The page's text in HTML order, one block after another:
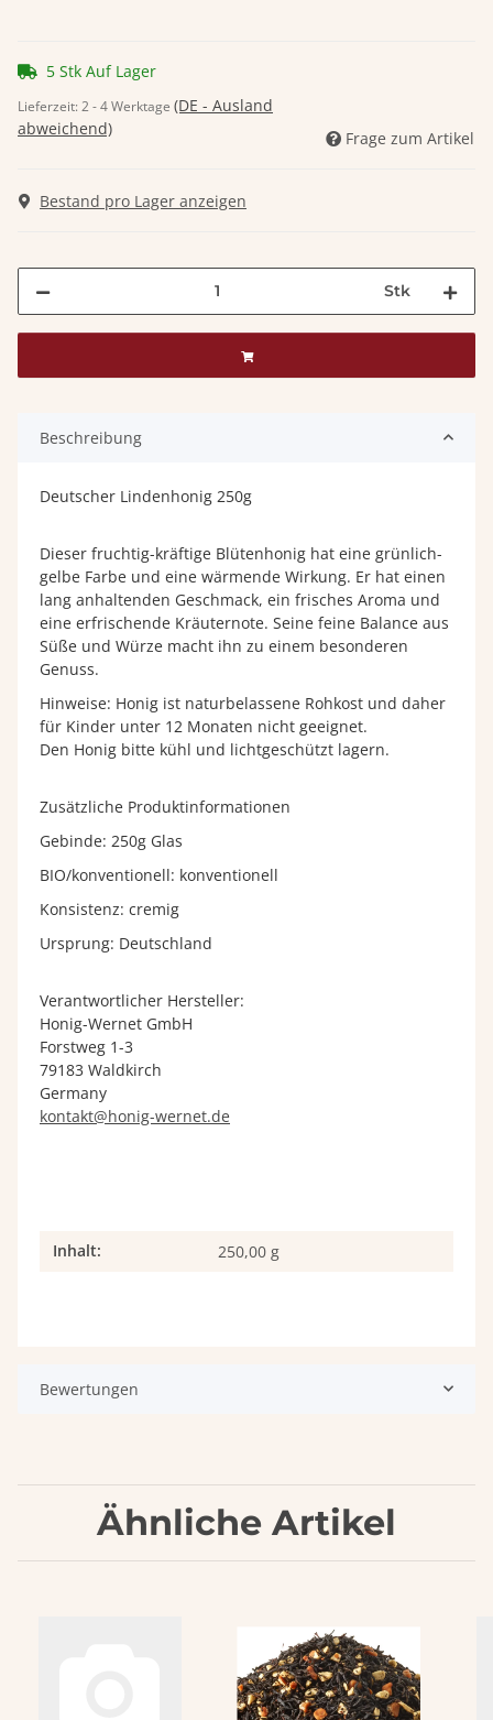
5 Stk Auf Lager
Lieferzeit: 2 - 4 Werktage (DE - Ausland
abweichend)
Frage zum Artikel
Bestand pro Lager anzeigen
Stk
Beschreibung
Deutscher Lindenhonig 250g
Dieser fruchtig-kräftige Blütenhonig hat eine grünlich-
gelbe Farbe und eine wärmende Wirkung. Er hat einen
lang anhaltenden Geschmack, ein frisches Aroma und
eine erfrischende Kräuternote. Seine feine Balance aus
Süße und Würze macht ihn zu einem besonderen
Genuss.
Hinweise: Honig ist naturbelassene Rohkost und daher
für Kinder unter 12 Monaten nicht geeignet.
Den Honig bitte kühl und lichtgeschützt lagern.
Zusätzliche Produktinformationen
Gebinde: 250g Glas
BIO/konventionell: konventionell
Konsistenz: cremig
Ursprung: Deutschland
Verantwortlicher Hersteller:
Honig-Wernet GmbH
Forstweg 1-3
79183 Waldkirch
Germany
kontakt@honig-wernet.de
Produkteigenschaft
Wert
Inhalt: 250,00 g
Bewertungen
Ähnliche Artikel